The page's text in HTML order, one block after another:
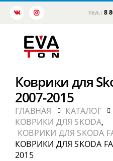
тел.: 8
Коврики для
2007-2015
ГЛАВНАЯ
КАТАЛОГ
КОВРИКИ ДЛЯ SKODA,
КОВРИКИ ДЛЯ SKODA
КОВРИКИ ДЛЯ SKODA
2015